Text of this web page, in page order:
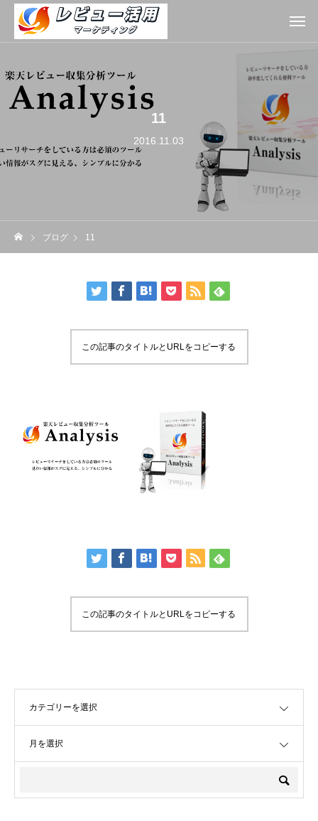
11
2016.11.03
ブログ 11
この記事のタイトルとURLをコピーする
この記事のタイトルとURLをコピーする